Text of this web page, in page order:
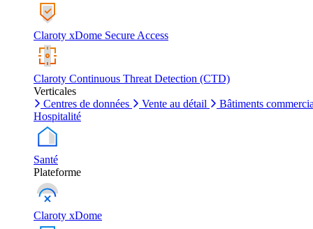
Claroty xDome Secure Access
Claroty Continuous Threat Detection (CTD)
Verticales
Centres de données
Vente au détail
Bâtiments
Hospitalité
Santé
Plateforme
Claroty xDome